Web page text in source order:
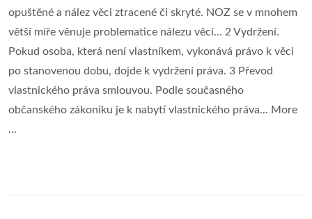
opuštěné a nález věci ztracené či skryté. NOZ se v mnohem
větší míře věnuje problematice nálezu věcí... 2 Vydržení.
Pokud osoba, která není vlastníkem, vykonává právo k věci
po stanovenou dobu, dojde k vydržení práva. 3 Převod
vlastnického práva smlouvou. Podle současného
občanského zákoníku je k nabytí vlastnického práva... More
...